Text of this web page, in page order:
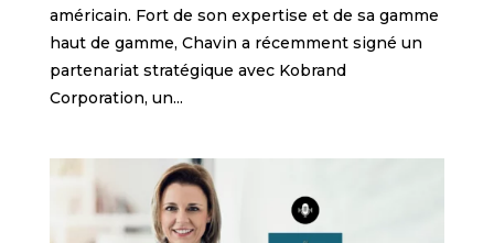
américain. Fort de son expertise et de sa gamme
haut de gamme, Chavin a récemment signé un
partenariat stratégique avec Kobrand
Corporation, un...